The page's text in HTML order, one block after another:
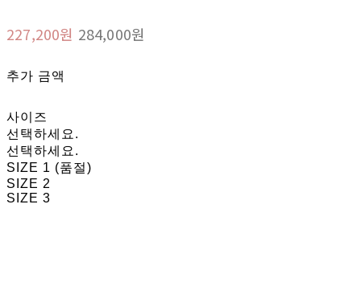
227,200원 284,000원
추가 금액
사이즈
선택하세요.
선택하세요.
SIZE 1 (품절)
SIZE 2
SIZE 3